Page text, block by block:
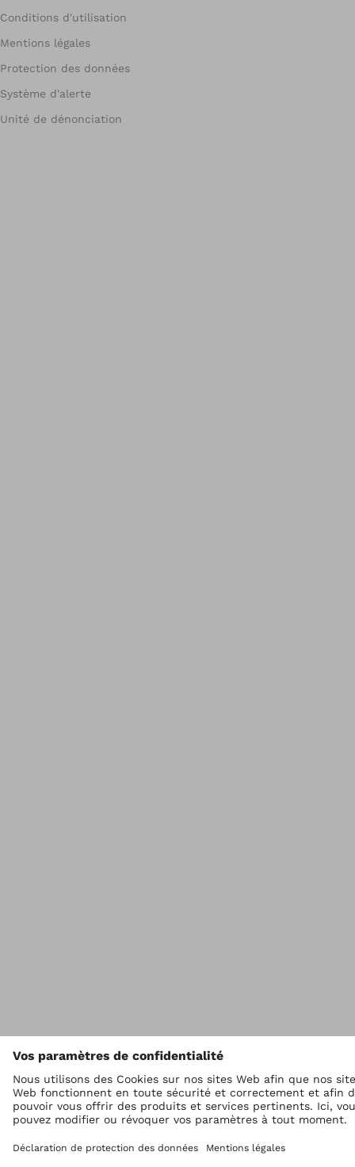
Conditions d'utilisation
Mentions légales
Protection des données
Système d'alerte
Unité de dénonciation